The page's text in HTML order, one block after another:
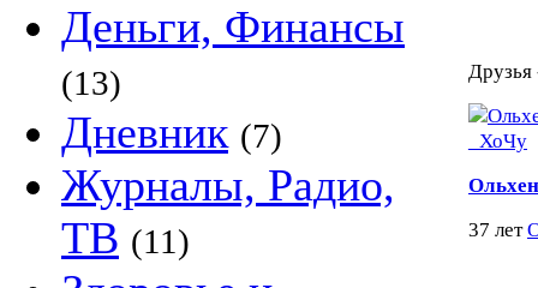
Деньги, Финансы
(13)
Дневник (7)
Журналы, Радио,
ТВ (11)
Друзья
37 лет